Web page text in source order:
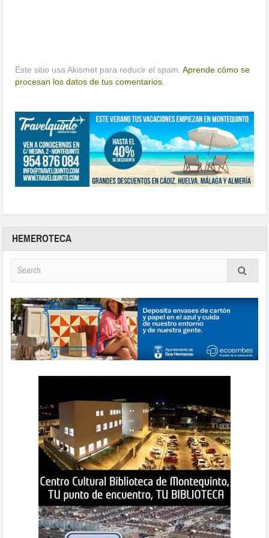
Este sitio usa Akismet para reducir el spam.Aprende cómo se
procesan los datos de tus comentarios.
HEMEROTECA